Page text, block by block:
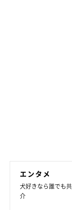
エンタメ
犬好きなら誰でも
介